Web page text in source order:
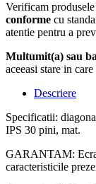
Verificam
conforme cu
atentie pentru a
Multumit(a) sau
aceeasi stare in
Descriere
Specificatii:
IPS 30 pini, mat.
GARANTAM:
caracteristicile